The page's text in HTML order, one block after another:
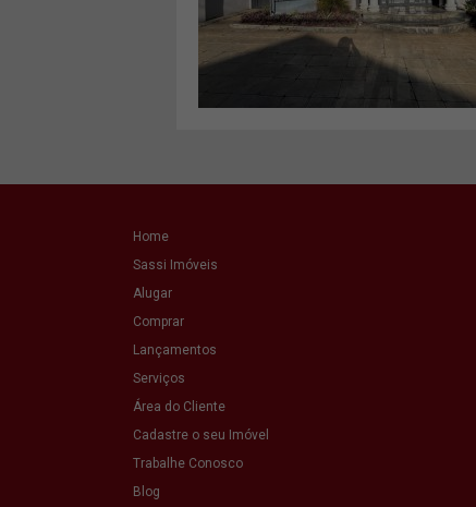
Home
Sassi Imóveis
Alugar
Comprar
Lançamentos
Serviços
Área do Cliente
Cadastre o seu Imóvel
Trabalhe Conosco
Blog